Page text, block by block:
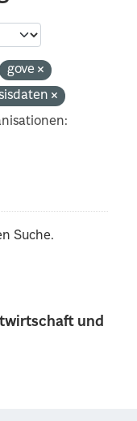
und
gove
Suche.